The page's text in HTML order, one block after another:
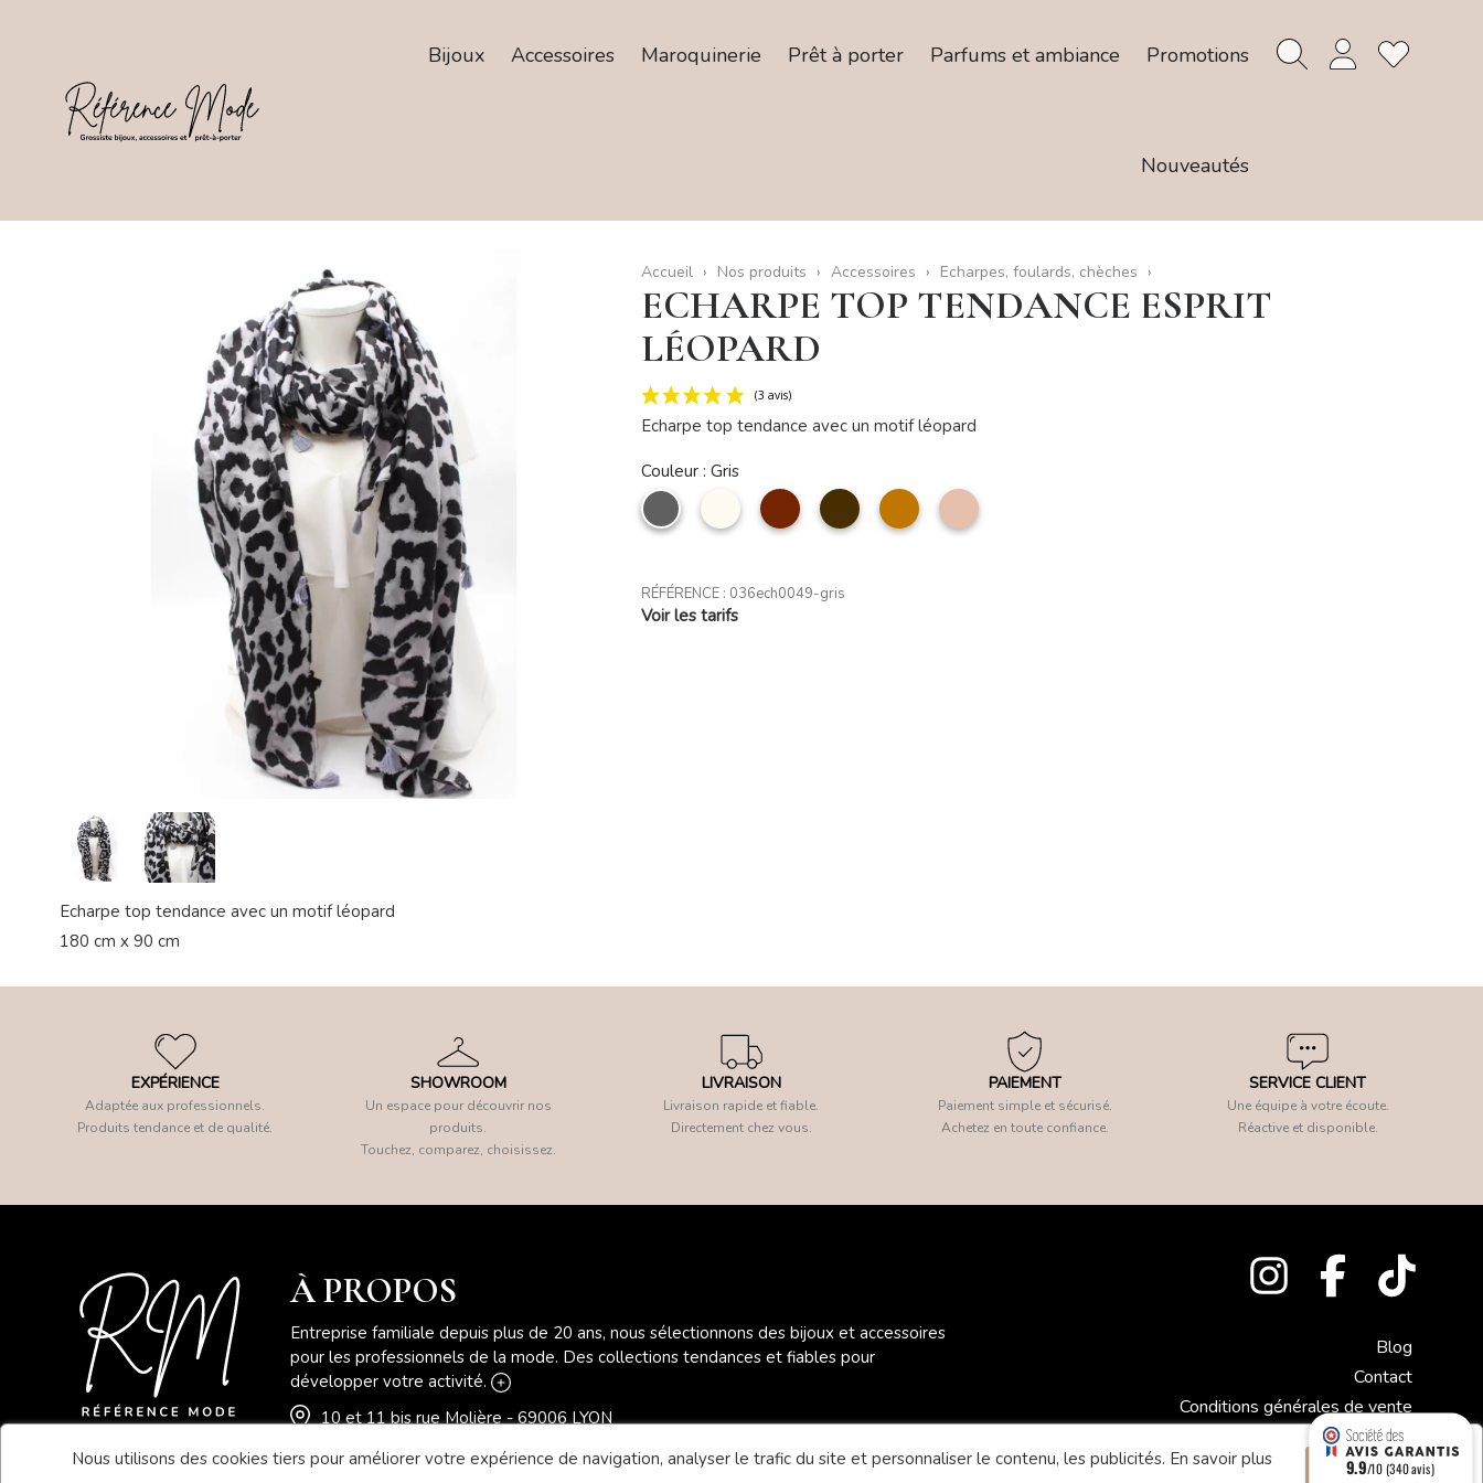
Bijoux Accessoires Maroquinerie Prêt à porter Parfums et ambiance Promotions
Nouveautés
Accueil Nos produits Accessoires Echarpes, foulards, chèches
ECHARPE TOP TENDANCE ESPRIT
LÉOPARD
Echarpe top tendance avec un motif léopard
Couleur : Gris
Gris Beige Marron Café camel
Taupe
clair
RÉFÉRENCE : 036ech0049-gris
Voir les tarifs
Echarpe top tendance avec un motif léopard
180 cm x 90 cm
EXPÉRIENCE
Adaptée aux professionnels.
Produits tendance et de qualité.
SHOWROOM
Un espace pour découvrir nos
produits.
Touchez, comparez, choisissez.
LIVRAISON
Livraison rapide et fiable.
Directement chez vous.
PAIEMENT
Paiement simple et sécurisé.
Achetez en toute confiance.
SERVICE CLIENT
Une équipe à votre écoute.
Réactive et disponible.
À PROPOS
Entreprise familiale depuis plus de 20 ans, nous sélectionnons des bijoux et accessoires
pour les professionnels de la mode. Des collections tendances et fiables pour
développer votre activité.
10 et 11 bis rue Molière - 69006 LYON
04 78 41 78 46
Blog
Contact
Conditions générales de vente
Mentions légales
Nous utilisons des cookies tiers pour améliorer votre expérience de navigation, analyser le trafic du site et personnaliser le contenu, les publicités. En savoir plus Accepter
9.9/10 (340 avis)